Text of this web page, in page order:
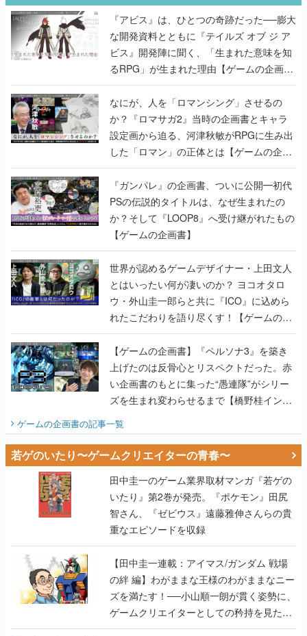
『アビス』は、ひとつの奇跡だった──膨大
な開発資料とともに『テイルズ オブ ジ ア
ビス』開発陣に聞く、「生まれた意味を知
るRPG」が生まれた理由【ゲームの企画
書】
なにが、人を「ロマンシング」させるの
か？『ロマサガ2』当時の企画書とキャラ
設定画から迫る、河津秋敏がRPGに生み出
した「ロマン」の正体とは【ゲームの企画
書】
『ガンパレ』の企画書、ついに公開━初代
PSの伝説的タイトルは、なぜ生まれたの
か？そして『LOOP8』へ受け継がれたもの
【ゲームの企画書】
世界が認めるゲームデザイナー・上田文人
とはいったい何が凄いのか？ ヨコオタロ
ウ・外山圭一郎らと共に『ICO』に込めら
れたこだわりを語り尽くす！【ゲームの企
画書】
【ゲームの企画書】『ペルソナ3』を築き
上げたのは反骨心とリスペクトだった。赤
い企画書のもとに集った“愚連隊”がシリー
ズを生まれ変わらせるまで【橋野桂インタ
ゲームの企画書の記事一覧
若ゲのいたり〜ゲームクリエイターの青春〜
田中圭一のゲーム業界取材マンガ『若ゲの
いたり』第2巻が発売。『ポケモン』田尻
智さん、『ゼビウス』遠藤雅伸さんらの貴
重なエピソードを収録
【田中圭一連載：アイマス/ガンダム 戦場
の絆 編】わがままな王様のわがままなニー
ズを満たす！──小山順一朗が貫く姿勢に、
ゲームクリエイターとしての矜持を見た
【若ゲのいたり最終回】